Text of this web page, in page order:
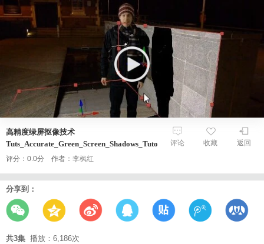
高精度绿屏抠像技术
Tuts_Accurate_Green_Screen_Shadows_Tutorial
评分：0.0分 作者： 李枫红
返回
收藏
评论
分享到：
共3集 播放：6,186次